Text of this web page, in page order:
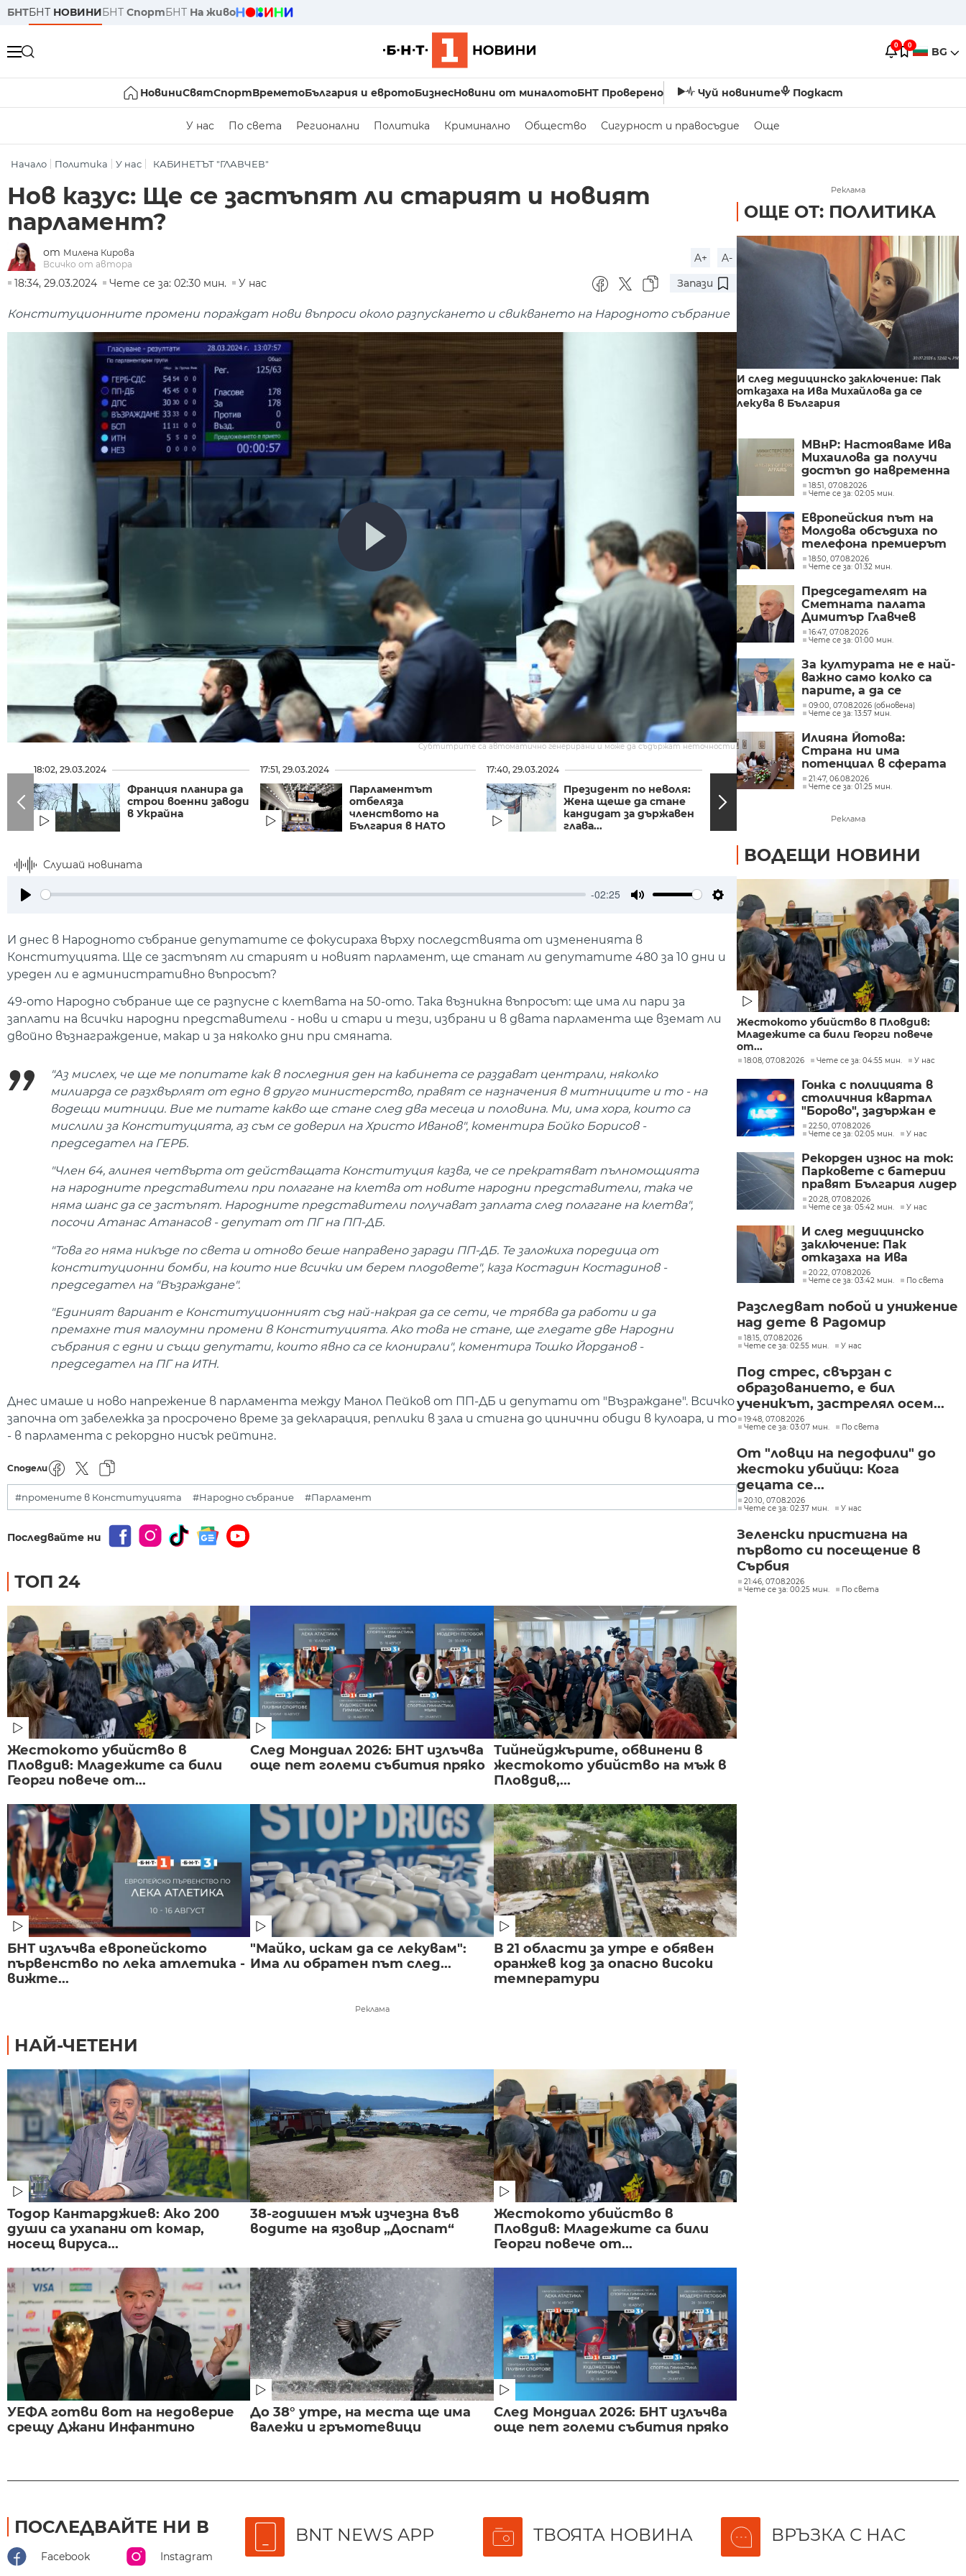
БНТБНТ НОВИНИБНТ СпортБНТ На живо
0 0 BG
НовиниСвятСпортВреметоБългария и евротоБизнесНовини от миналотоБНТ Проверено Чуй новините Подкаст
У нас По света Регионални Политика Криминално Общество Сигурност и правосъдие Още
Начало Политика У нас КАБИНЕТЪТ "ГЛАВЧЕВ"
Нов казус: Ще се застъпят ли старият и новият
парламент?
от Милена Кирова
Всичко от автора
A+
A-
18:34, 29.03.2024
Чете се за: 02:30 мин. У нас Запази
Конституционните промени пораждат нови въпроси около разпускането и свикването на Народното събрание
Субтитрите са автоматично генерирани и може да съдържат неточности.
18:02, 29.03.2024
Франция планира да
строи военни заводи
в Украйна
17:51, 29.03.2024
Парламентът
отбеляза
членството на
България в НАТО
17:40, 29.03.2024
Президент по неволя:
Жена щеше да стане
кандидат за държавен
глава...
17:27, 29.03.2024
Конференция по повод
НАТО се проведе в
Слушай новината
-02:25
Settings
И днес в Народното събрание депутатите се фокусираха върху последствията от измененията в
Конституцията. Ще се застъпят ли старият и новият парламент, ще станат ли депутатите 480 за 10 дни и
уреден ли е административно въпросът?
49-ото Народно събрание ще се разпусне с клетвата на 50-ото. Така възникна въпросът: ще има ли пари за
заплати на всички народни представители - нови и стари и тези, избрани и в двата парламента ще вземат ли
двойнo възнаграждение, макар и за няколко дни при смяната.
"Аз мислех, че ще ме попитате как в последния ден на кабинета се раздават централи, няколко
милиарда се разхвърлят от едно в друго министерство, правят се назначения в митниците и то - на
водещи митници. Вие ме питате какво ще стане след два месеца и половина. Ми, има хора, които са
мислили за Конституцията, аз съм се доверил на Христо Иванов", коментира Бойко Борисов -
председател на ГЕРБ.
"Член 64, алинея четвърта от действащата Конституция казва, че се прекратяват пълномощията
на народните представители при полагане на клетва от новите народни представители, така че
няма шанс да се застъпят. Народните представители получават заплата след полагане на клетва",
посочи Атанас Атанасов - депутат от ПГ на ПП-ДБ.
"Това го няма никъде по света и отново беше направено заради ПП-ДБ. Те заложиха поредица от
конституционни бомби, на които ние всички им берем плодовете", каза Костадин Костадинов -
председател на "Възраждане".
"Единият вариант е Конституционният съд най-накрая да се сети, че трябва да работи и да
премахне тия малоумни промени в Конституцията. Ако това не стане, ще гледате две Народни
събрания с едни и същи депутати, които явно са се клонирали", коментира Тошко Йорданов -
председател на ПГ на ИТН.
Днес имаше и ново напрежение в парламента между Манол Пейков от ПП-ДБ и депутати от "Възраждане". Всичко
започна от забележка за просрочено време за декларация, реплики в зала и стигна до цинични обиди в кулоара, и то
- в парламента с рекордно нисък рейтинг.
Сподели
#промените в Конституцията #Народно събрание #Парламент
Последвайте ни
ТОП 24
Жестокото убийство в
Пловдив: Младежите са били
Георги повече от...
След Мондиал 2026: БНТ излъчва
още пет големи събития пряко
Тийнейджърите, обвинени в
жестокото убийство на мъж в
Пловдив,...
БНТ излъчва европейското
първенство по лека атлетика -
вижте...
"Майко, искам да се лекувам":
Има ли обратен път след...
В 21 области за утре е обявен
оранжев код за опасно високи
температури
Реклама
НАЙ-ЧЕТЕНИ
Тодор Кантарджиев: Ако 200
души са ухапани от комар,
носещ вируса...
38-годишен мъж изчезна във
водите на язовир „Доспат“
Жестокото убийство в
Пловдив: Младежите са били
Георги повече от...
УЕФА готви вот на недоверие
срещу Джани Инфантино
До 38° утре, на места ще има
валежи и гръмотевици
След Мондиал 2026: БНТ излъчва
още пет големи събития пряко
Реклама
ОЩЕ ОТ: ПОЛИТИКА
И след медицинско заключение: Пак
отказаха на Ива Михайлова да се
лекува в България
МВнР: Настояваме Ива
Михаилова да получи
достъп до навременна
и адекватна
медицинска грижа
18:51, 07.08.2026
Чете се за: 02:05 мин.
Европейския път на
Молдова обсъдиха по
телефона премиерът
Радев и молдовският
му колега Тофан
18:50, 07.08.2026
Чете се за: 01:32 мин.
Председателят на
Сметната палата
Димитър Главчев
проверява служебния
премиер Димитър
16:47, 07.08.2026
Чете се за: 01:00 мин.
За културата не е най-
важно само колко са
парите, а да се
изплащат навреме,
заяви министър Евтим
Милошев
09:00, 07.08.2026 (обновена)
Чете се за: 13:57 мин.
Илияна Йотова:
Страна ни има
потенциал в сферата
на изкуствения
интелект и бизнесът
перспективи
21:47, 06.08.2026
Чете се за: 01:25 мин.
Реклама
ВОДЕЩИ НОВИНИ
Жестокото убийство в Пловдив:
Младежите са били Георги повече
от...
18:08, 07.08.2026 Чете се за: 04:55 мин. У нас
Гонка с полицията в
столичния квартал
"Борово", задържан е
мъж, у когото са
намерени 460 000 евро
22:50, 07.08.2026
Чете се за: 02:05 мин.
У нас
Рекорден износ на ток:
Парковете с батерии
правят България лидер
на пазара
20:28, 07.08.2026
Чете се за: 05:42 мин.
У нас
И след медицинско
заключение: Пак
отказаха на Ива
Михайлова да се лекува
в България
20:22, 07.08.2026
Чете се за: 03:42 мин.
По света
Разследват побой и унижение
над дете в Радомир
18:15, 07.08.2026
Чете се за: 02:55 мин.
У нас
Под стрес, свързан с
образованието, е бил
ученикът, застрелял осем...
19:48, 07.08.2026
Чете се за: 03:07 мин.
По света
От "ловци на педофили" до
жестоки убийци: Кога
децата се...
20:10, 07.08.2026
Чете се за: 02:37 мин.
У нас
Зеленски пристигна на
първото си посещение в
Сърбия
21:46, 07.08.2026
Чете се за: 00:25 мин.
По света
ПОСЛЕДВАЙТЕ НИ В
Facebook Instagram
BNT NEWS APP ТВОЯТА НОВИНА ВРЪЗКА С НАС